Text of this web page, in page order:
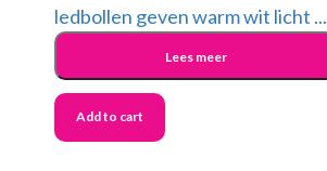
ledbollen geven warm wit licht ...
Lees meer
Add to cart